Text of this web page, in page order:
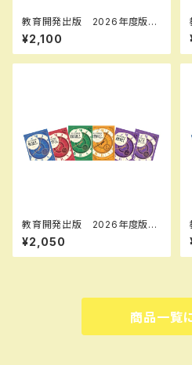
教育開発出版 2026年度版
マイクリア英語 中1～3 各学
年（選択ください） 問題集本体
と別冊解答つき 新品完全セッ
¥2,100
教育開発出版 2026年度版
新中学問題集 理科 中1～3
標準編 各学年（選択くださ
い） 新品完全セット
¥2,050
商品一覧